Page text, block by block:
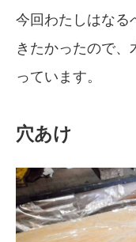
今回わたしはなる
きたかったので
っています。
穴あけ